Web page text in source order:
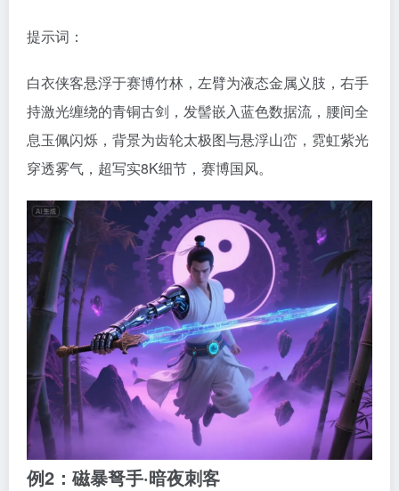
提示词：
白衣侠客悬浮于赛博竹林，左臂为液态金属义肢，右手
持激光缠绕的青铜古剑，发髻嵌入蓝色数据流，腰间全
息玉佩闪烁，背景为齿轮太极图与悬浮山峦，霓虹紫光
穿透雾气，超写实8K细节，赛博国风。
例2：磁暴弩手·暗夜刺客